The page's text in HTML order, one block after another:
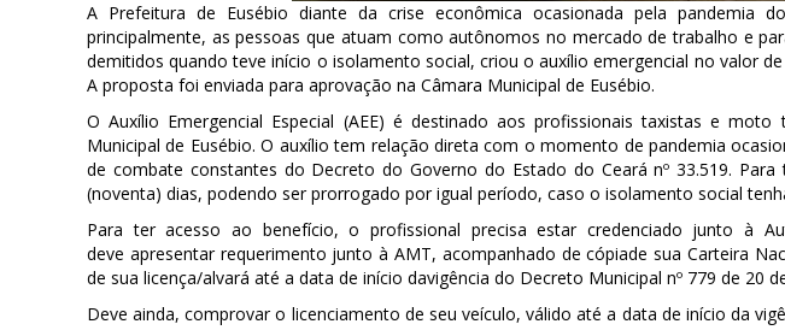
A Prefeitura de Eusébio diante da crise econômica ocasionada pela pandemia
principalmente, as pessoas que atuam como autônomos no mercado de trabalho e
demitidos quando teve início o isolamento social, criou o auxílio emergencial no valor
A proposta foi enviada para aprovação na Câmara Municipal de Eusébio.
O Auxílio Emergencial Especial (AEE) é destinado aos profissionais taxistas e moto
Municipal de Eusébio. O auxílio tem relação direta com o momento de pandemia
de combate constantes do Decreto do Governo do Estado do Ceará nº 33.519.
(noventa) dias, podendo ser prorrogado por igual período, caso o isolamento social
Para ter acesso ao benefício, o profissional precisa estar credenciado junto à
deve apresentar requerimento junto à AMT, acompanhado de cópiade sua Carteira
de sua licença/alvará até a data de início davigência do Decreto Municipal nº 779 de 20
Deve ainda, comprovar o licenciamento de seu veículo, válido até a data de início da